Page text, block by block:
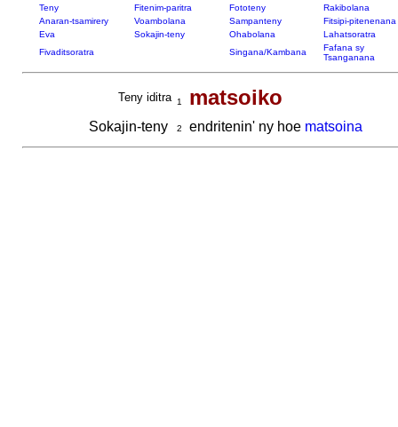
Teny Fitenim-paritra Fototeny
Rakibolana
Anaran-tsamirery
Voambolana Sampanteny
Fitsipi-pitenenana
Eva
Sokajin-teny Ohabolana
Lahatsoratra
Fivaditsoratra
Singana/Kambana
Fafana sy
Tsanganana
Teny iditra 1 matsoiko
Sokajin-teny 2 endritenin' ny hoe matsoina